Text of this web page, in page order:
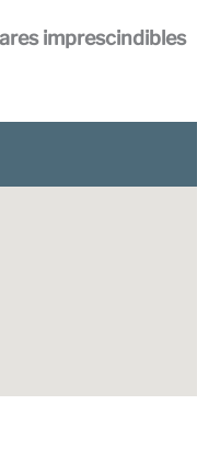
imprescindibles